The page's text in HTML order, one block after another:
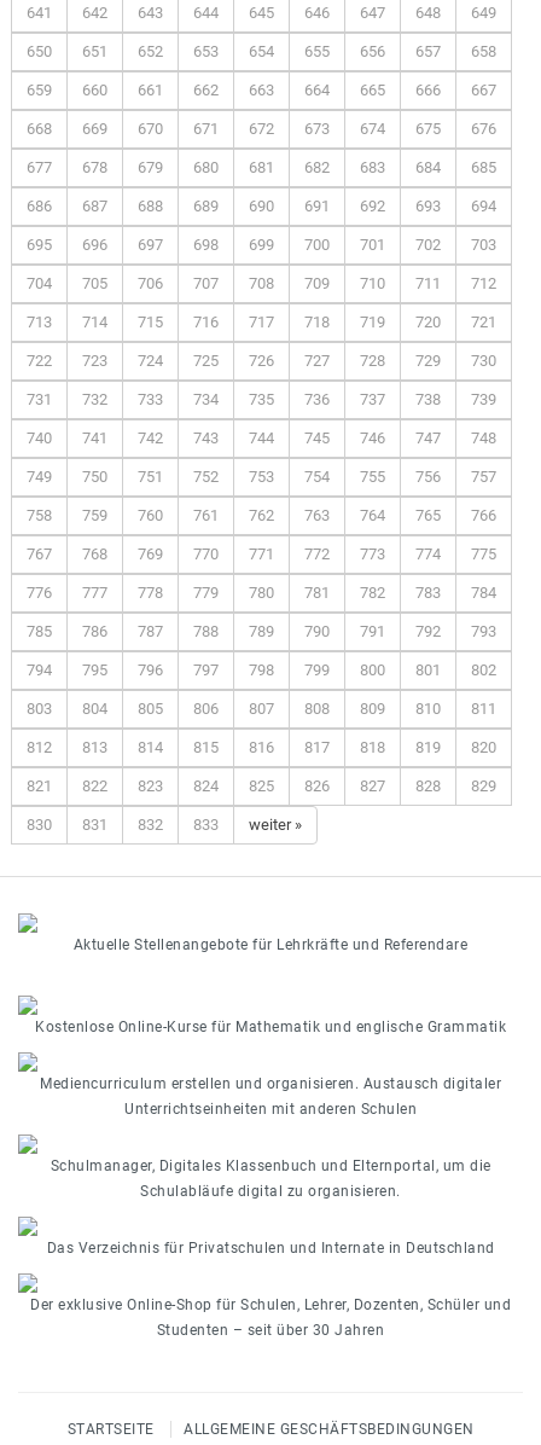
641 642 643 644 645 646 647 648 649
650 651 652 653 654 655 656 657 658
659 660 661 662 663 664 665 666 667
668 669 670 671 672 673 674 675 676
677 678 679 680 681 682 683 684 685
686 687 688 689 690 691 692 693 694
695 696 697 698 699 700 701 702 703
704 705 706 707 708 709 710 711 712
713 714 715 716 717 718 719 720 721
722 723 724 725 726 727 728 729 730
731 732 733 734 735 736 737 738 739
740 741 742 743 744 745 746 747 748
749 750 751 752 753 754 755 756 757
758 759 760 761 762 763 764 765 766
767 768 769 770 771 772 773 774 775
776 777 778 779 780 781 782 783 784
785 786 787 788 789 790 791 792 793
794 795 796 797 798 799 800 801 802
803 804 805 806 807 808 809 810 811
812 813 814 815 816 817 818 819 820
821 822 823 824 825 826 827 828 829
830 831 832 833 weiter »
Aktuelle Stellenangebote für Lehrkräfte und Referendare
Kostenlose Online-Kurse für Mathematik und englische Grammatik
Mediencurriculum erstellen und organisieren. Austausch digitaler
Unterrichtseinheiten mit anderen Schulen
Schulmanager, Digitales Klassenbuch und Elternportal, um die
Schulabläufe digital zu organisieren.
Das Verzeichnis für Privatschulen und Internate in Deutschland
Der exklusive Online-Shop für Schulen, Lehrer, Dozenten, Schüler und
Studenten – seit über 30 Jahren
STARTSEITE ALLGEMEINE GESCHÄFTSBEDINGUNGEN